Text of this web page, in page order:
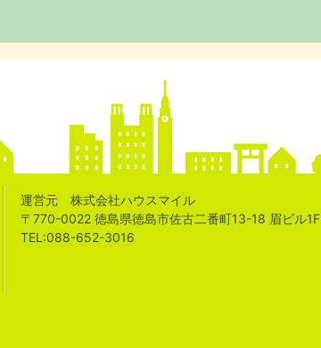
運営元 株式会社ハウスマイル
〒770-0022 徳島県徳島市佐古二番町13-18 眉ビル1F
TEL:088-652-3016